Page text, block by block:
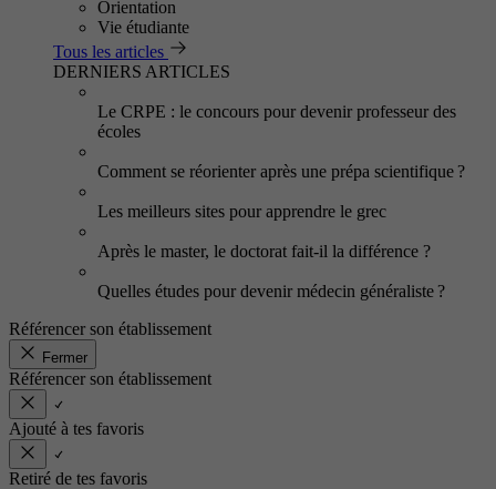
Orientation
Vie étudiante
Tous les articles
DERNIERS ARTICLES
Le CRPE : le concours pour devenir professeur des
écoles
Comment se réorienter après une prépa scientifique ?
Les meilleurs sites pour apprendre le grec
Après le master, le doctorat fait-il la différence ?
Quelles études pour devenir médecin généraliste ?
Référencer son établissement
Fermer
Référencer son établissement
Ajouté à tes favoris
Retiré de tes favoris